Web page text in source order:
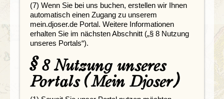
(7) Wenn Sie bei uns buchen, erstellen wir Ihnen
automatisch einen Zugang zu unserem
mein.djoser.de Portal. Weitere Informationen
erhalten Sie im nächsten Abschnitt („§ 8 Nutzung
unseres Portals“).
§ 8 Nutzung unseres
Portals (Mein Djoser)